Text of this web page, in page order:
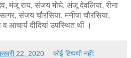
मंजू राय, संजय मोघे, अंजू देवलिया, रीना
संजय चौरसिया, मनीषा चौरसिया,
आचार्य दीदियां उपस्थित थीं ।
22, 2020 कोई टिप्पणी नहीं: